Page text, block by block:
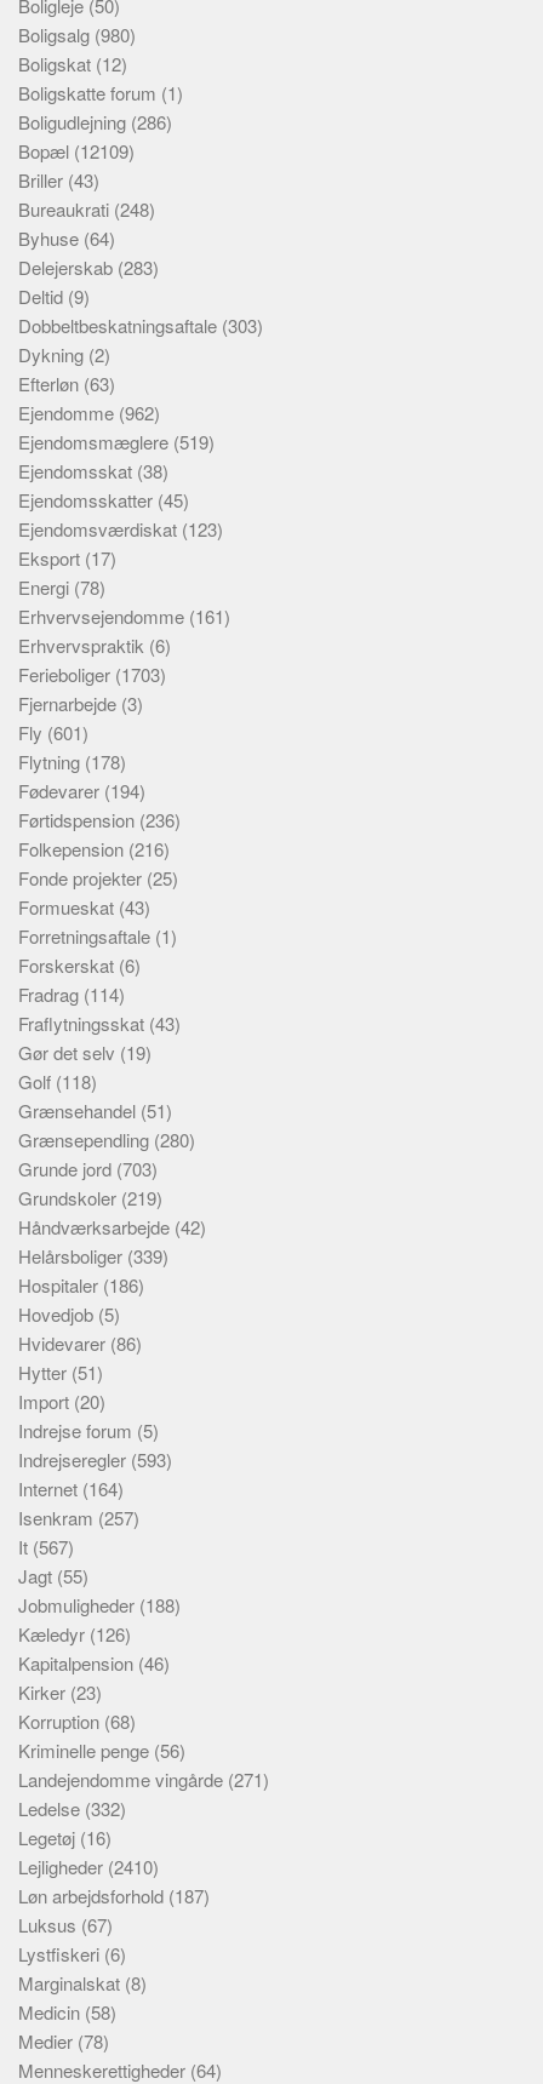
Boligleje (50)
Boligsalg (980)
Boligskat (12)
Boligskatte forum (1)
Boligudlejning (286)
Bopæl (12109)
Briller (43)
Bureaukrati (248)
Byhuse (64)
Delejerskab (283)
Deltid (9)
Dobbeltbeskatningsaftale (303)
Dykning (2)
Efterløn (63)
Ejendomme (962)
Ejendomsmæglere (519)
Ejendomsskat (38)
Ejendomsskatter (45)
Ejendomsværdiskat (123)
Eksport (17)
Energi (78)
Erhvervsejendomme (161)
Erhvervspraktik (6)
Ferieboliger (1703)
Fjernarbejde (3)
Fly (601)
Flytning (178)
Fødevarer (194)
Førtidspension (236)
Folkepension (216)
Fonde projekter (25)
Formueskat (43)
Forretningsaftale (1)
Forskerskat (6)
Fradrag (114)
Fraflytningsskat (43)
Gør det selv (19)
Golf (118)
Grænsehandel (51)
Grænsependling (280)
Grunde jord (703)
Grundskoler (219)
Håndværksarbejde (42)
Helårsboliger (339)
Hospitaler (186)
Hovedjob (5)
Hvidevarer (86)
Hytter (51)
Import (20)
Indrejse forum (5)
Indrejseregler (593)
Internet (164)
Isenkram (257)
It (567)
Jagt (55)
Jobmuligheder (188)
Kæledyr (126)
Kapitalpension (46)
Kirker (23)
Korruption (68)
Kriminelle penge (56)
Landejendomme vingårde (271)
Ledelse (332)
Legetøj (16)
Lejligheder (2410)
Løn arbejdsforhold (187)
Luksus (67)
Lystfiskeri (6)
Marginalskat (8)
Medicin (58)
Medier (78)
Menneskerettigheder (64)